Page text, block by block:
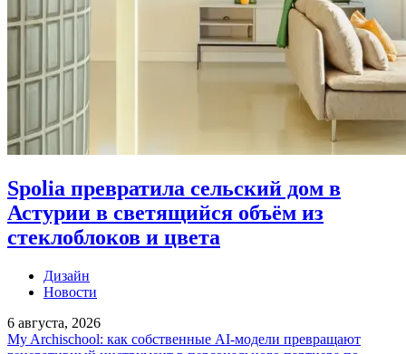
Spolia превратила сельский дом в
Астурии в светящийся объём из
стеклоблоков и цвета
Дизайн
Новости
6 августа, 2026
My Archischool: как собственные AI-модели превращают